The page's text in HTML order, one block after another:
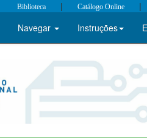
Biblioteca | Catálogo Online |
Navegar Instruções